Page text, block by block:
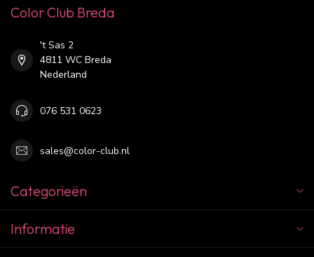
Color Club Breda
't Sas 2
4811 WC Breda
Nederland
076 531 0623
sales@color-club.nl
Categorieën
Informatie